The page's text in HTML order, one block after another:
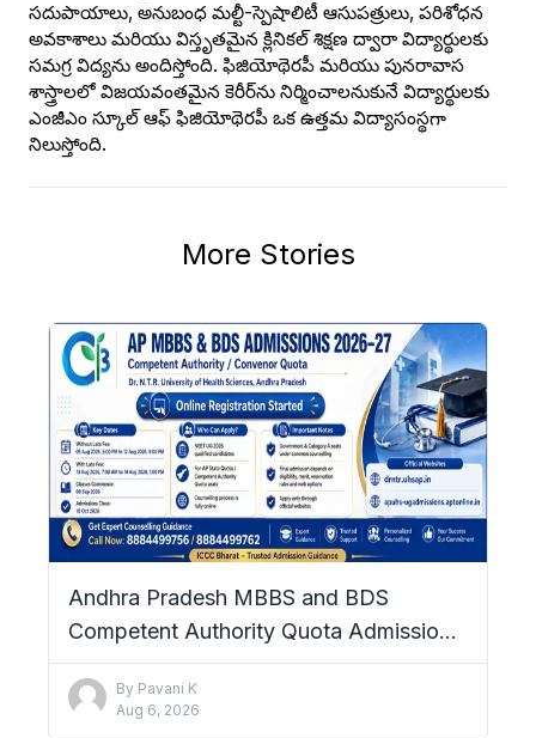
సదుపాయాలు, అనుబంధ మల్టీ-స్పెషాలిటీ ఆసుపత్రులు, పరిశోధన
అవకాశాలు మరియు విస్తృతమైన క్లినికల్ శిక్షణ ద్వారా విద్యార్థులకు
సమగ్ర విద్యను అందిస్తోంది. ఫిజియోథెరపీ మరియు పునరావాస
శాస్త్రాలలో విజయవంతమైన కెరీర్‌ను నిర్మించాలనుకునే విద్యార్థులకు
ఎంజీఎం స్కూల్ ఆఫ్ ఫిజియోథెరపీ ఒక ఉత్తమ విద్యాసంస్థగా
నిలుస్తోంది.
More Stories
Andhra Pradesh MBBS and BDS
Competent Authority Quota Admissions
2026–27: Complete Details
By Pavani K
Aug 6, 2026